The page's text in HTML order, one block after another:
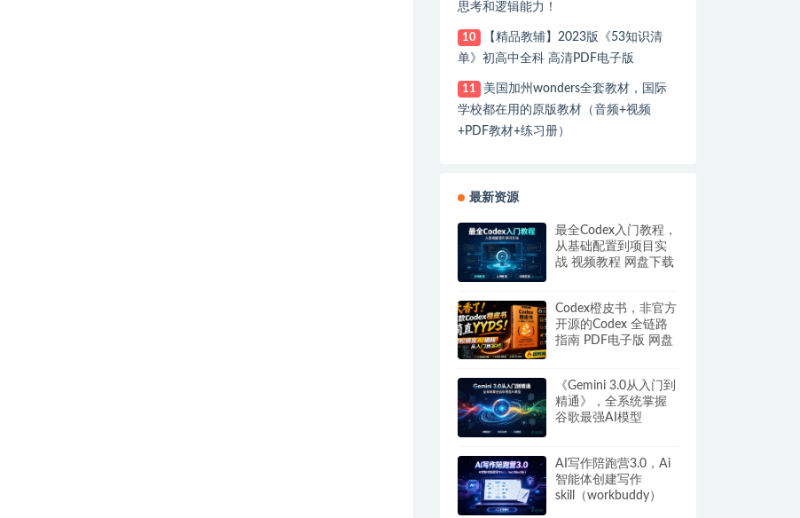
思考和逻辑能力！
10
【精品教辅】2023版《53知识清
单》初高中全科 高清PDF电子版
11
美国加州wonders全套教材，国际
学校都在用的原版教材（音频+视频
+PDF教材+练习册）
最新资源
最全Codex入门教程，
从基础配置到项目实
战 视频教程 网盘下载
Codex橙皮书，非官方
开源的Codex 全链路
指南 PDF电子版 网盘
《Gemini 3.0从入门到
精通》，全系统掌握
谷歌最强AI模型
AI写作陪跑营3.0，Ai
智能体创建写作
skill（workbuddy）